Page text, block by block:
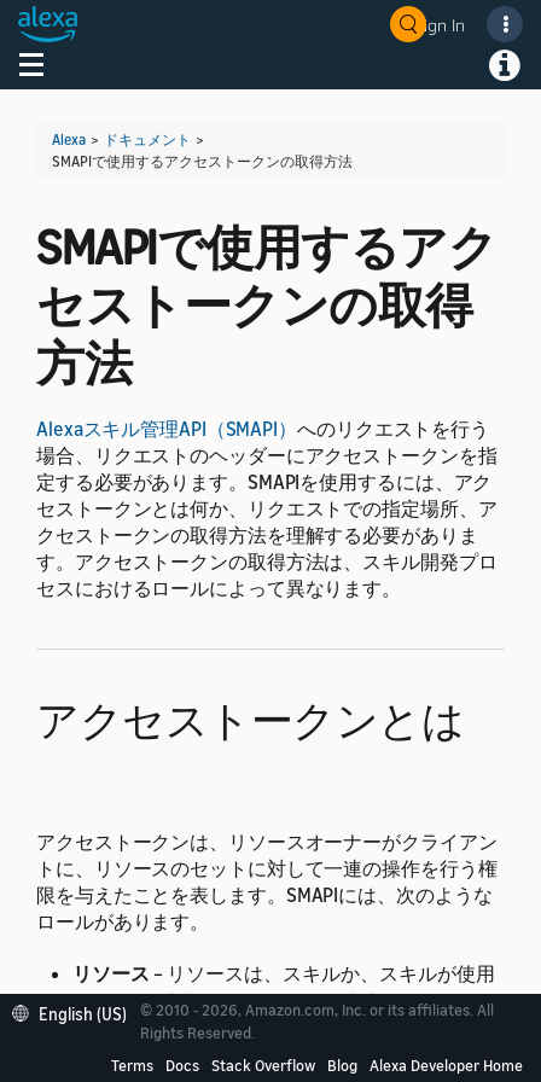
Sign In
Toggle navigation
Alexa > ドキュメント >
SMAPIで使用するアクセストークンの取得方法
SMAPIで使用するアク
セストークンの取得
方法
Alexaスキル管理API（SMAPI） へのリクエストを行う
場合、リクエストのヘッダーにアクセストークンを指
定する必要があります。SMAPIを使用するには、アク
セストークンとは何か、リクエストでの指定場所、ア
クセストークンの取得方法を理解する必要がありま
す。アクセストークンの取得方法は、スキル開発プロ
セスにおけるロールによって異なります。
アクセストークンとは
アクセストークンは、リソースオーナーがクライアン
トに、リソースのセットに対して一連の操作を行う権
限を与えたことを表します。 SMAPIには、次のような
ロールがあります。
リソース – リソースは、スキルか、スキルが使用
するもの（対話モデル、スキル内商品、アカウン
トリンク情報など）です。
リソースオーナー– リソースオーナーは、そのリ
English (US)
© 2010 - 2026, Amazon.com, Inc. or its affiliates. All
Rights Reserved.
Terms
Docs Stack Overflow Blog Alexa Developer Home
Welcome! Ask the DevAssistant